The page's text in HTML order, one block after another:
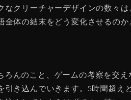
クリーチャーデザインの数々
体の結末をどう変化させるの
んのこと、ゲームの考察を交
き込んでいきます。5時間超え